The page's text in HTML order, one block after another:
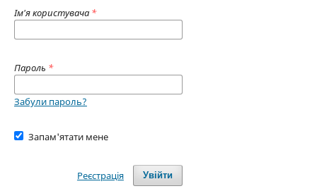
Ім'я користувача *
Пароль *
Забули пароль?
Запам'ятати мене
Увійти
Реєстрація